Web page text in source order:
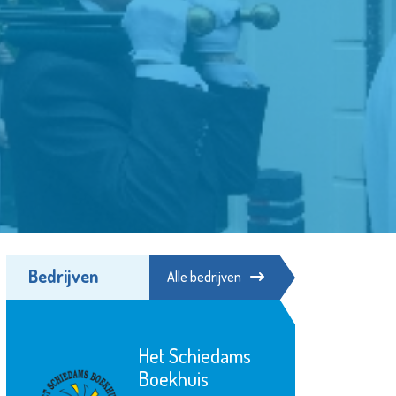
Bedrijven Alle bedrijven
Het Goed
Schiedam